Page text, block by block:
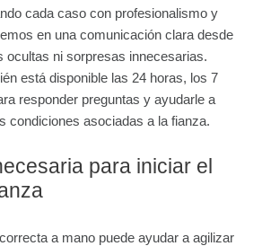
cada caso con profesionalismo y
en una comunicación clara desde
ocultas ni sorpresas innecesarias.
está disponible las 24 horas, los 7
responder preguntas y ayudarle a
condiciones asociadas a la fianza.
para iniciar el
a mano puede ayudar a agilizar